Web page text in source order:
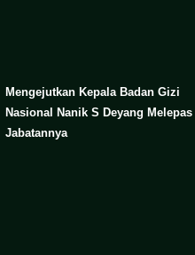
Mengejutkan Kepala Badan Gizi
Nasional Nanik S Deyang Melepas
Jabatannya